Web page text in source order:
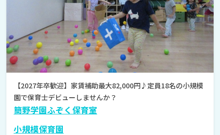
【2027年卒歓迎】家賃補助最大82,000円♪定員18名の小規模
園で保育士デビューしませんか？
簡野学園ふぞく保育室
小規模保育園